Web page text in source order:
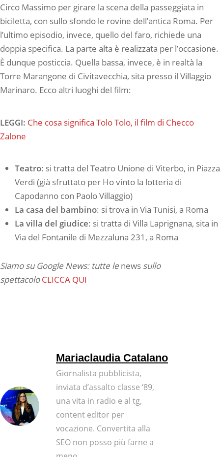
Circo Massimo per girare la scena della passeggiata in
biciletta, con sullo sfondo le rovine dell’antica Roma. Per
l’ultimo episodio, invece, quello del faro, richiede una
doppia specifica. La parte alta è realizzata per l’occasione.
È dunque posticcia. Quella bassa, invece, è in realtà la
Torre Marangone di Civitavecchia, sita presso il Villaggio
Marinaro. Ecco altri luoghi del film:
LEGGI: Che cosa significa Tolo Tolo, il film di Checco
Zalone
Teatro: si tratta del Teatro Unione di Viterbo, in Piazza
Verdi (già sfruttato per Ho vinto la lotteria di
Capodanno con Paolo Villaggio)
La casa del bambino: si trova in Via Tunisi, a Roma
La villa del giudice: si tratta di Villa Laprignana, sita in
Via del Fontanile di Mezzaluna 231, a Roma
Siamo su Google News: tutte le news sullo
spettacoloCLICCA QUI
Mariaclaudia Catalano
Giornalista pubblicista,
inviata d’assalto classe ‘89,
una vita in radio e al tg,
content editor per
vocazione. Convertita alla
SEO non posso più farne a